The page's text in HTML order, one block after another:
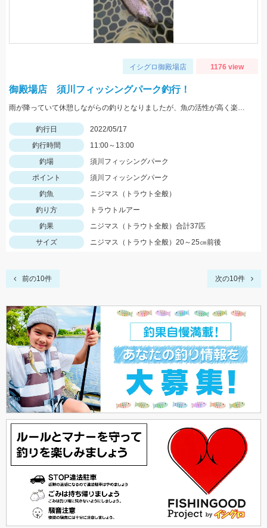
イシグロ御殿場店 1176 view
御殿場店 須川フィッシングパーク釣行！
雨が降っていて休憩しながらの釣りとなりましたが、魚の活性が高く楽しむことができました！Bスパーク2.0ｇのＧマジョーラに反応良かったです。
釣行日
2022/05/17
釣行時間
11:00～13:00
釣場
須川フィッシングパーク
ポイント
須川フィッシングパーク
釣魚
ニジマス（トラウト全般）
釣り方
トラウトルアー
釣果
ニジマス（トラウト全般）合計37匹
サイズ
ニジマス（トラウト全般）20～25㎝前後
前の10件 次の10件